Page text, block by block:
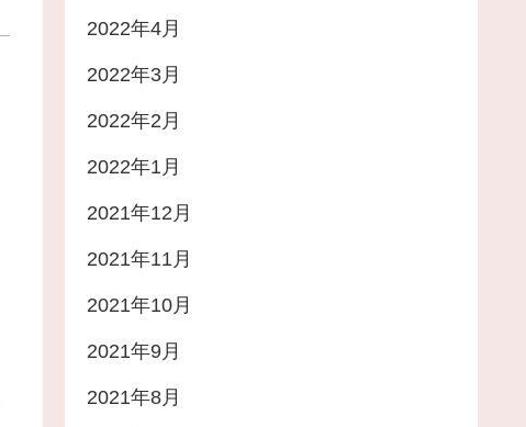
2022年4月
2022年3月
2022年2月
2022年1月
2021年12月
2021年11月
2021年10月
2021年9月
2021年8月